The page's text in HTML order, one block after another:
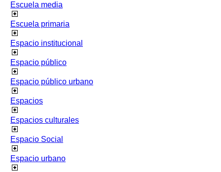
Escuela media
Escuela primaria
Espacio institucional
Espacio público
Espacio público urbano
Espacios
Espacios culturales
Espacio Social
Espacio urbano